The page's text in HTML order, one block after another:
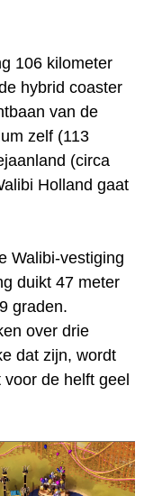
106 kilometer
hybrid coaster
van de
zelf (113
(circa
Holland gaat
Walibi-vestiging
duikt 47 meter
graden.
over drie
dat zijn, wordt
de helft geel